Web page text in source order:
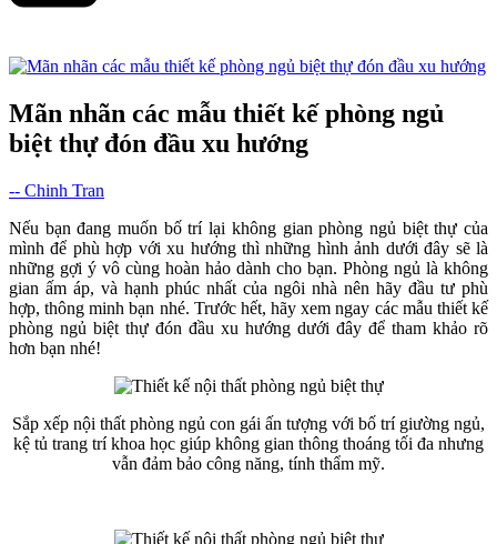
Mãn nhãn các mẫu thiết kế phòng ngủ
biệt thự đón đầu xu hướng
-- Chinh Tran
Nếu bạn đang muốn bố trí lại không gian phòng ngủ biệt thự của
mình để phù hợp với xu hướng thì những hình ảnh dưới đây sẽ là
những gợi ý vô cùng hoàn hảo dành cho bạn. Phòng ngủ là không
gian ấm áp, và hạnh phúc nhất của ngôi nhà nên hãy đầu tư phù
hợp, thông minh bạn nhé. Trước hết, hãy xem ngay các mẫu thiết kế
phòng ngủ biệt thự đón đầu xu hướng dưới đây để tham khảo rõ
hơn bạn nhé!
Sắp xếp nội thất phòng ngủ con gái ấn tượng với bố trí giường ngủ,
kệ tủ trang trí khoa học giúp không gian thông thoáng tối đa nhưng
vẫn đảm bảo công năng, tính thẩm mỹ.